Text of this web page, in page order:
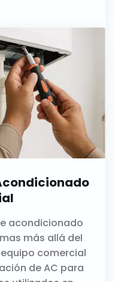
acondicionado
más allá del
comercial
de AC para